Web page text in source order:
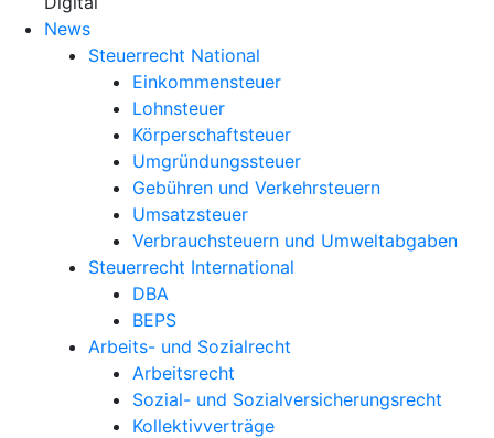
News
Steuerrecht National
Einkommensteuer
Lohnsteuer
Körperschaftsteuer
Umgründungssteuer
Gebühren und Verkehrsteuern
Umsatzsteuer
Verbrauchsteuern und Umweltabgaben
Steuerrecht International
DBA
BEPS
Arbeits- und Sozialrecht
Arbeitsrecht
Sozial- und Sozialversicherungsrecht
Kollektivverträge